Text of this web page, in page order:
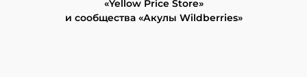
«Yellow Price Store»
и сообщества «Акулы Wildberries»